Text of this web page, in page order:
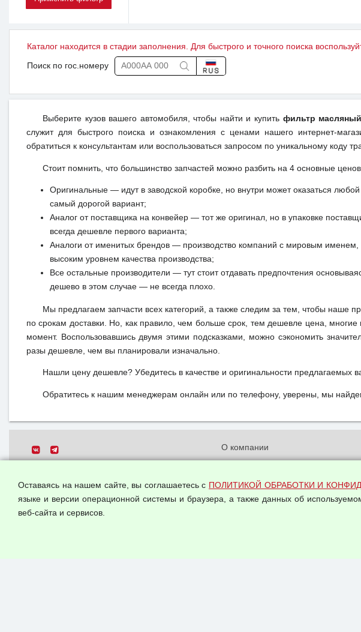
Каталог находится в стадии заполнения. Для быстрого и точного поиска
Поиск по гос.номеру
Выберите кузов вашего автомобиля, чтобы найти и купить фильтр
служит для быстрого поиска и ознакомления с ценами нашего интернет-
обратиться к консультантам или воспользоваться запросом по уникальному коду
Стоит помнить, что большинство запчастей можно разбить на 4 основные
Оригинальные — идут в заводской коробке, но внутри может оказаться
самый дорогой вариант;
Аналог от поставщика на конвейер — тот же оригинал, но в упаковке
всегда дешевле первого варианта;
Аналоги от именитых брендов — производство компаний с мировым
высоким уровнем качества производства;
Все остальные производители — тут стоит отдавать предпочтения
дешево в этом случае — не всегда плохо.
Мы предлагаем запчасти всех категорий, а также следим за тем, чтобы наше
по срокам доставки. Но, как правило, чем больше срок, тем дешевле цена,
момент. Воспользовавшись двумя этими подсказками, можно сэкономить
разы дешевле, чем вы планировали изначально.
Нашли цену дешевле? Убедитесь в качестве и оригинальности предлагаемых
Обратитесь к нашим менеджерам онлайн или по телефону, уверены, мы
Все права защищены.
О компании
данных
Оставаясь на нашем сайте, вы соглашаетесь с ПОЛИТИКОЙ ОБРАБОТКИ И
языке и версии операционной системы и браузера, а также данных об
веб-сайта и сервисов.